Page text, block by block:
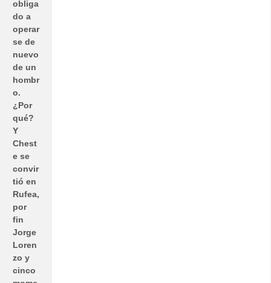
obliga
do a
operar
se de
nuevo
de un
hombr
o.
¿Por
qué?
Y
Chest
e se
convir
tió en
Rufea,
por
fin
Jorge
Loren
zo y
cinco